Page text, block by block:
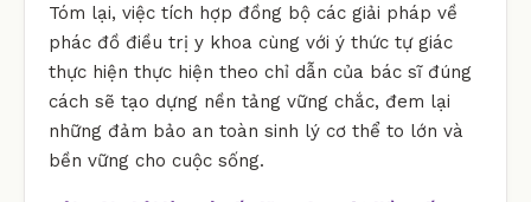
Tóm lại, việc tích hợp đồng bộ các giải pháp về
phác đồ điều trị y khoa cùng với ý thức tự giác
thực hiện thực hiện theo chỉ dẫn của bác sĩ đúng
cách sẽ tạo dựng nền tảng vững chắc, đem lại
những đảm bảo an toàn sinh lý cơ thể to lớn và
bền vững cho cuộc sống.